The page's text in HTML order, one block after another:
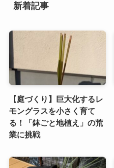
新着記事
【庭づくり】巨大化するレ
モングラスを小さく育て
る！「鉢ごと地植え」の荒
業に挑戦